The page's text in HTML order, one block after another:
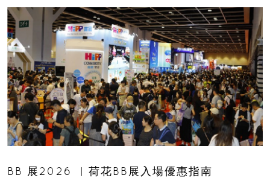
BB 展2026 ︳荷花BB展入場優惠指南